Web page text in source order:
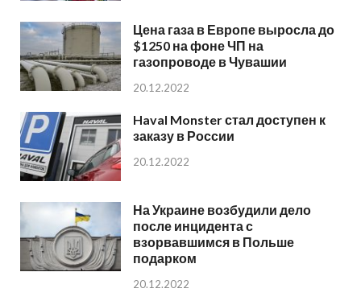
Цена газа в Европе выросла до
$1250 на фоне ЧП на
газопроводе в Чувашии
20.12.2022
Haval Monster стал доступен к
заказу в России
20.12.2022
На Украине возбудили дело
после инцидента с
взорвавшимся в Польше
подарком
20.12.2022